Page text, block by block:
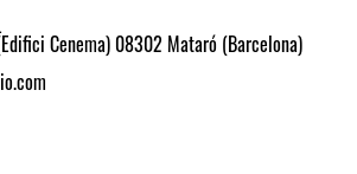
Cenema) 08302 Mataró (Barcelona)